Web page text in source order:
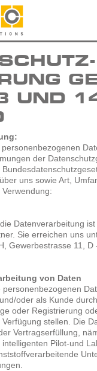
UND
der
uns sowie Art,
Datenverarbeitung
Sie erreichen uns
Gewerbestrasse 11, D
von Daten
oder als Kunde
oder Registrierung
stellen. Die
Vertragserfüllung,
Pilot-und